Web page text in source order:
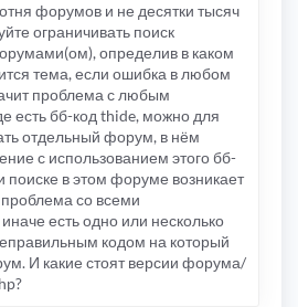
форумов и не десятки тысяч
ограничивать поиск
определив в каком
тема, если ошибка в любом
проблема с любым
есть бб-код thide, можно для
отдельный форум, в нём
с использованием этого бб-
поиске в этом форуме возникает
со всеми
есть одно или несколько
кодом на который
И какие стоят версии форума/